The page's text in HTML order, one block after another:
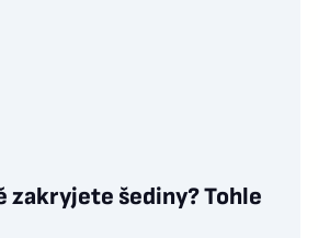
zakryjete šediny? Tohle